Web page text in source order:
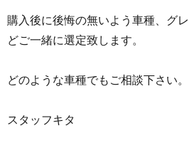
購入後に後悔の無いよう車種、グ
どご一緒に選定致します。
どのような車種でもご相談下さい。
スタッフキタ